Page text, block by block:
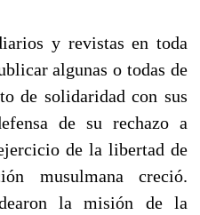
y revistas en toda
algunas o todas de
de solidaridad con sus
de su rechazo a
de la libertad de
musulmana creció.
la misión de la